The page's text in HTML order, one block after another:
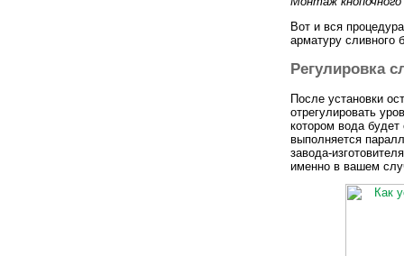
Вот и вся
арматуру сливного
Регулировка
После установки
отрегулировать
котором вода
выполняется
завода-
именно в вашем